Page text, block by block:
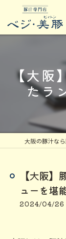
【大阪
たラ
【大阪
ューを堪
2024/04/26